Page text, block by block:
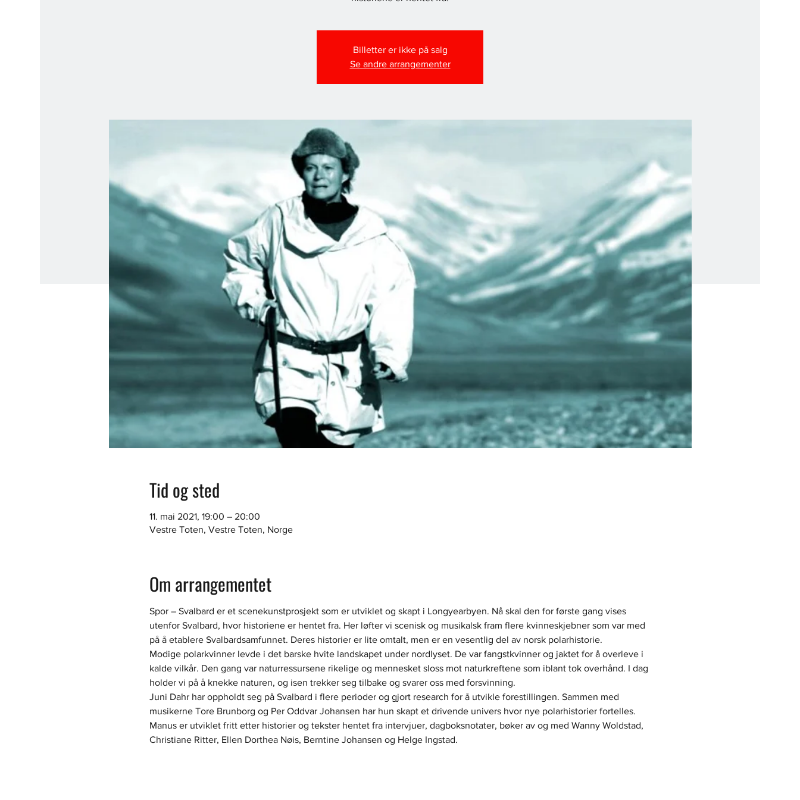
Billetter er ikke på salg
Se andre arrangementer
Tid og sted
11. mai 2021, 19:00 – 20:00
Vestre Toten, Vestre Toten, Norge
Om arrangementet
Spor – Svalbard er et scenekunstprosjekt som er utviklet og skapt i Longyearbyen. Nå skal den for første gang vises
utenfor Svalbard, hvor historiene er hentet fra. Her løfter vi scenisk og musikalsk fram flere kvinneskjebner som var med
på å etablere Svalbardsamfunnet. Deres historier er lite omtalt, men er en vesentlig del av norsk polarhistorie.
Modige polarkvinner levde i det barske hvite landskapet under nordlyset. De var fangstkvinner og jaktet for å overleve i
kalde vilkår. Den gang var naturressursene rikelige og mennesket sloss mot naturkreftene som iblant tok overhånd. I dag
holder vi på å knekke naturen, og isen trekker seg tilbake og svarer oss med forsvinning.
Juni Dahr har oppholdt seg på Svalbard i flere perioder og gjort research for å utvikle forestillingen. Sammen med
musikerne Tore Brunborg og Per Oddvar Johansen har hun skapt et drivende univers hvor nye polarhistorier fortelles.
Manus er utviklet fritt etter historier og tekster hentet fra intervjuer, dagboksnotater, bøker av og med Wanny Woldstad,
Christiane Ritter, Ellen Dorthea Nøis, Berntine Johansen og Helge Ingstad.